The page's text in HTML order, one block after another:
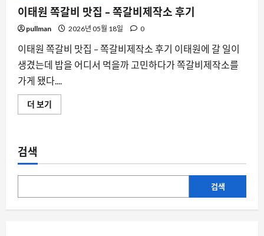
기
에
대
더
읽
어
보
기
이태원 쪽갈비 맛집 – 쪽갈비제작소 후기
pullman 2026년 05월 18일 0
이태원 쪽갈비 맛집 – 쪽갈비제작소 후기 이태원에 갈 일이
생겼는데 밥을 어디서 먹을까 고민하다가 쪽갈비제작소를
가게 됐다....
더 보기
태
집
쪽
작
검색
검색